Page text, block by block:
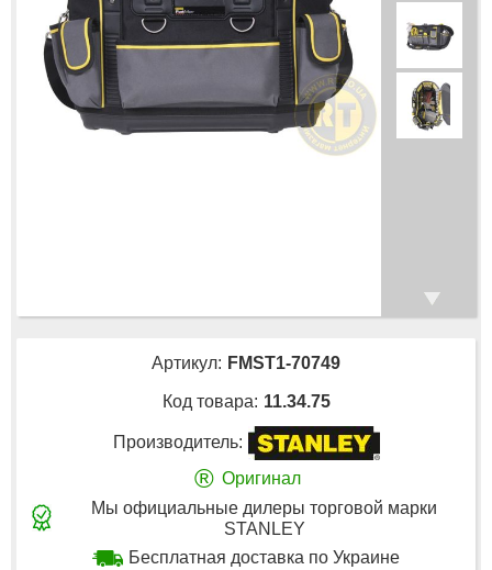
Артикул: FMST1-70749
Код товара: 11.34.75
Производитель:
® Оригинал
Мы официальные дилеры торговой марки
STANLEY
Бесплатная доставка по Украине